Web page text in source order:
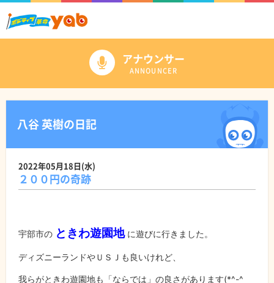
アナウンサー
ANNOUNCER
八谷 英樹の日記
2022年05月18日(水)
２００円の奇跡
宇部市の ときわ遊園地 に遊びに行きました。
ディズニーランドやＵＳＪも良いけれど、
我らがときわ遊園地も「ならでは」の良さがあります(*^-^